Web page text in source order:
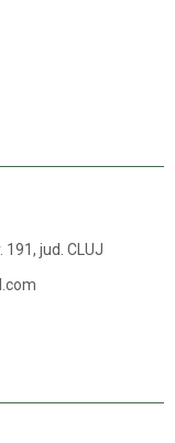
191, jud. CLUJ